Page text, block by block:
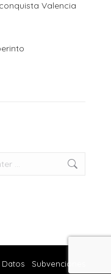
Valencia
Datos Subvenciones